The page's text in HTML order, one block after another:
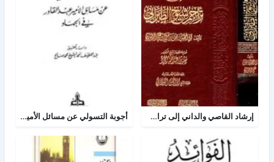
إرشاد القاصي والداني إلى تراجم شيوخ الطبراني أجوبة التسولي عن مسائل الأمير عبد القادر في الجهاد